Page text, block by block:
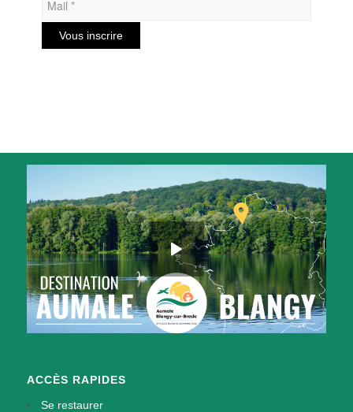
ACCÈS RAPIDES
Se restaurer